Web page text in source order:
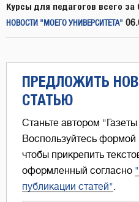
Курсы для педагогов всего за
НОВОСТИ "МОЕГО УНИВЕРСИТЕТА"
ПРЕДЛОЖИТЬ
СТАТЬЮ
Станьте автором
Воспользуйтесь
чтобы прикрепить
оформленный согласно
публикации статей".